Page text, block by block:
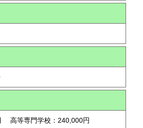
高等専門学校：240,000円